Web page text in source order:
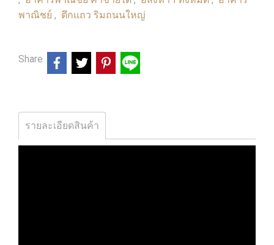
พาณิชย์ , ตึกแถว ริมถนนใหญ่
Share
รายละเอียดสินค้า